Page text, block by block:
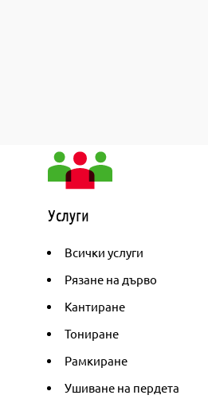
Услуги
Всички услуги
Рязане на дърво
Кантиране
Тониране
Рамкиране
Ушиване на пердета